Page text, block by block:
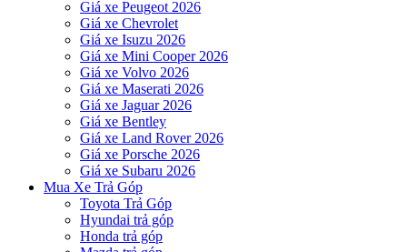
Giá xe Peugeot 2026
Giá xe Chevrolet
Giá xe Isuzu 2026
Giá xe Mini Cooper 2026
Giá xe Volvo 2026
Giá xe Maserati 2026
Giá xe Jaguar 2026
Giá xe Bentley
Giá xe Land Rover 2026
Giá xe Porsche 2026
Giá xe Subaru 2026
Mua Xe Trả Góp
Toyota Trả Góp
Hyundai trả góp
Honda trả góp